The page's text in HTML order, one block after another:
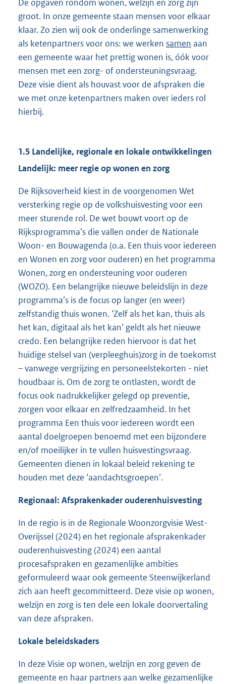
De opgaven rondom wonen, welzijn en zorg zijn
groot. In onze gemeente staan mensen voor elkaar
klaar. Zo zien wij ook de onderlinge samenwerking
als ketenpartners voor ons: we werken samen aan
een gemeente waar het prettig wonen is, óók voor
mensen met een zorg- of ondersteuningsvraag.
Deze visie dient als houvast voor de afspraken die
we met onze ketenpartners maken over ieders rol
hierbij.
1.5 Landelijke, regionale en lokale ontwikkelingen
Landelijk: meer regie op wonen en zorg
De Rijksoverheid kiest in de voorgenomen Wet
versterking regie op de volkshuisvesting voor een
meer sturende rol. De wet bouwt voort op de
Rijksprogramma’s die vallen onder de Nationale
Woon- en Bouwagenda (o.a. Een thuis voor iedereen
en Wonen en zorg voor ouderen) en het programma
Wonen, zorg en ondersteuning voor ouderen
(WOZO). Een belangrijke nieuwe beleidslijn in deze
programma’s is de focus op langer (en weer)
zelfstandig thuis wonen. ‘Zelf als het kan, thuis als
het kan, digitaal als het kan’ geldt als het nieuwe
credo. Een belangrijke reden hiervoor is dat het
huidige stelsel van (verpleeghuis)zorg in de toekomst
– vanwege vergrijzing en personeelstekorten - niet
houdbaar is. Om de zorg te ontlasten, wordt de
focus ook nadrukkelijker gelegd op preventie,
zorgen voor elkaar en zelfredzaamheid. In het
programma Een thuis voor iedereen wordt een
aantal doelgroepen benoemd met een bijzondere
en/of moeilijker in te vullen huisvestingsvraag.
Gemeenten dienen in lokaal beleid rekening te
houden met deze ‘aandachtsgroepen’.
Regionaal: Afsprakenkader ouderenhuisvesting
In de regio is in de Regionale Woonzorgvisie West-
Overijssel (2024) en het regionale afsprakenkader
ouderenhuisvesting (2024) een aantal
procesafspraken en gezamenlijke ambities
geformuleerd waar ook gemeente Steenwijkerland
zich aan heeft gecommitteerd. Deze visie op wonen,
welzijn en zorg is ten dele een lokale doorvertaling
van deze afspraken.
Lokale beleidskaders
In deze Visie op wonen, welzijn en zorg geven de
gemeente en haar partners aan welke gezamenlijke